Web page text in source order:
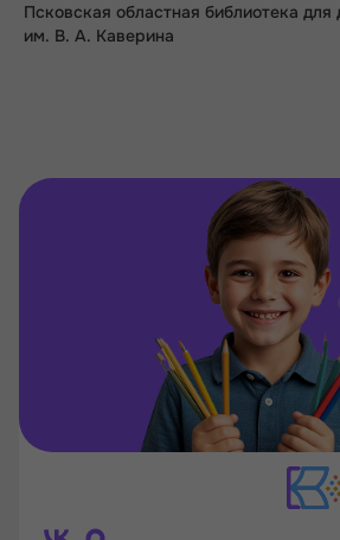
Псковская областная библиотека
им. В. А. Каверина